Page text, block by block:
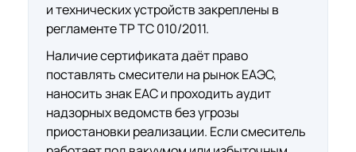
и технических устройств закреплены в
регламенте ТР ТС 010/2011.
Наличие сертификата даёт право
поставлять смесители на рынок ЕАЭС,
наносить знак ЕАС и проходить аудит
надзорных ведомств без угрозы
приостановки реализации. Если смеситель